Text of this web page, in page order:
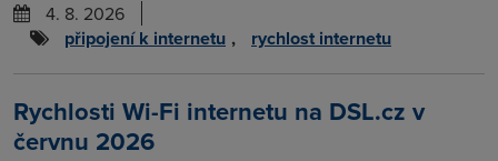
4. 8. 2026
připojení k internetu , rychlost internetu
Rychlosti Wi-Fi internetu na DSL.cz v
červnu 2026